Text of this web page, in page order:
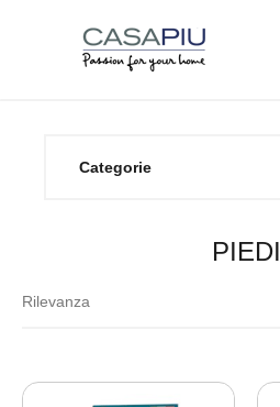
Categorie
PIEDI
Rilevanza